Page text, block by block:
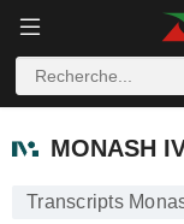
MONASH IVF
MONASH
Transcripts